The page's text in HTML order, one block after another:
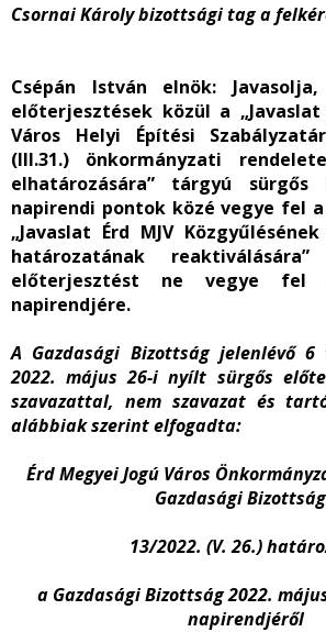
Csornai Károly bizottsági tag a
Csépán István elnök:
előterjesztések közül a „Javaslat
Város Helyi Építési
(III.31.) önkormányzati
elhatározására” tárgyú
napirendi pontok közé vegye fel
„Javaslat Érd MJV Közgyűlésének
határozatának
előterjesztést ne vegye
napirendjére.
A Gazdasági Bizottság jelenlévő
2022. május 26-i nyílt sürgős
szavazattal, nem szavazat és
alábbiak szerint elfogadta:
Érd Megyei Jogú Város
Gazdasági
13/2022. (V. 26.)
a Gazdasági Bizottság 2022.
napirendjéről